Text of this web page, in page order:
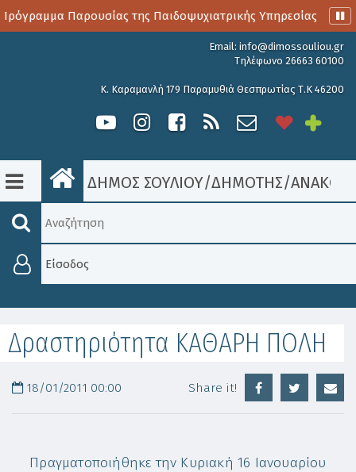
Παρουσίας της Παιδοψυχιατρικής Υπηρεσίας
Email: info@dimossouliou.gr
Τηλέφωνο 26663 60100
Κ. Καραμανλή 179 Παραμυθιά Θεσπρωτίας Τ.Κ 46200
ΔΗΜΟΣ ΣΟΥΛΙΟΥ/ΔΗΜΟΤΗΣ/
Είσοδος
Δραστηριότητα ΚΑΘΑΡΗ ΠΟΛΗ
18/01/2011 00:00 Share it!
Πραγματοποιήθηκε την Κυριακή 16 Ιανουαρίου